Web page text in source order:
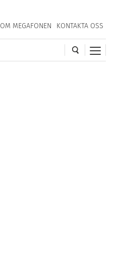
OM MEGAFONEN KONTAKTA OSS